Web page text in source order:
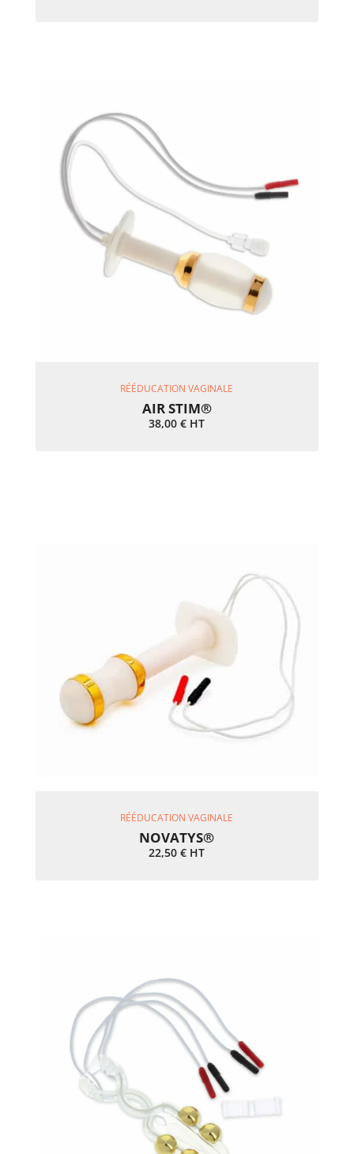
Ajouter Au Panier
RÉÉDUCATION VAGINALE
AIR STIM®
38,00€ HT
Ajouter Au Panier
RÉÉDUCATION VAGINALE
NOVATYS®
22,50€ HT